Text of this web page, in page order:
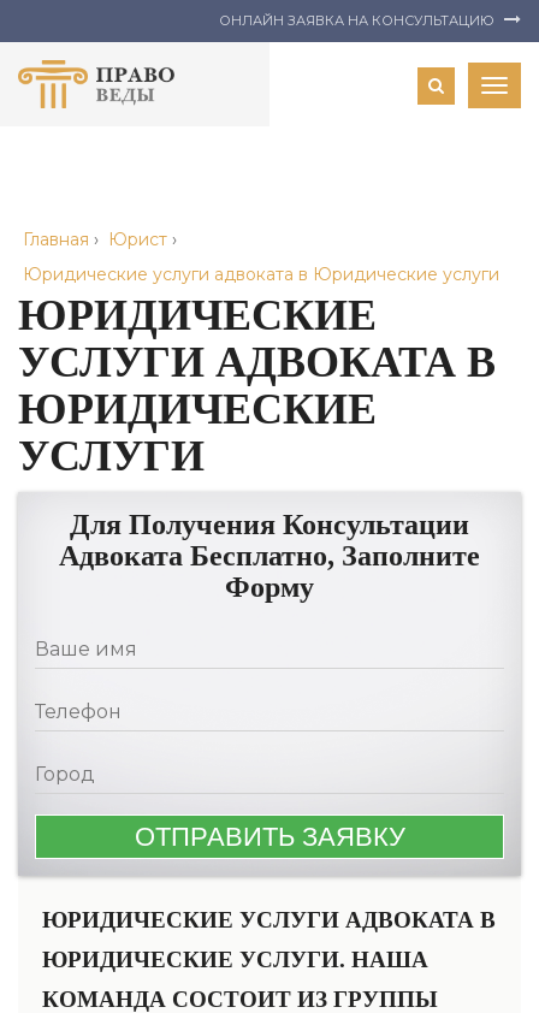
ОНЛАЙН ЗАЯВКА НА КОНСУЛЬТАЦИЮ
Главная › Юрист ›
Юридические услуги адвоката в Юридические услуги
ЮРИДИЧЕСКИЕ
УСЛУГИ АДВОКАТА В
ЮРИДИЧЕСКИЕ
УСЛУГИ
Для Получения Консультации
Адвоката Бесплатно, Заполните
Форму
ЮРИДИЧЕСКИЕ УСЛУГИ АДВОКАТА В
ЮРИДИЧЕСКИЕ УСЛУГИ. НАША
КОМАНДА СОСТОИТ ИЗ ГРУППЫ